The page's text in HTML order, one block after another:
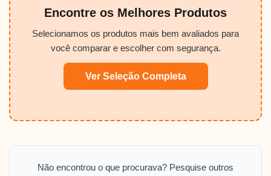
Encontre os Melhores Produtos
Selecionamos os produtos mais bem avaliados para
você comparar e escolher com segurança.
Ver Seleção Completa
Não encontrou o que procurava? Pesquise outros